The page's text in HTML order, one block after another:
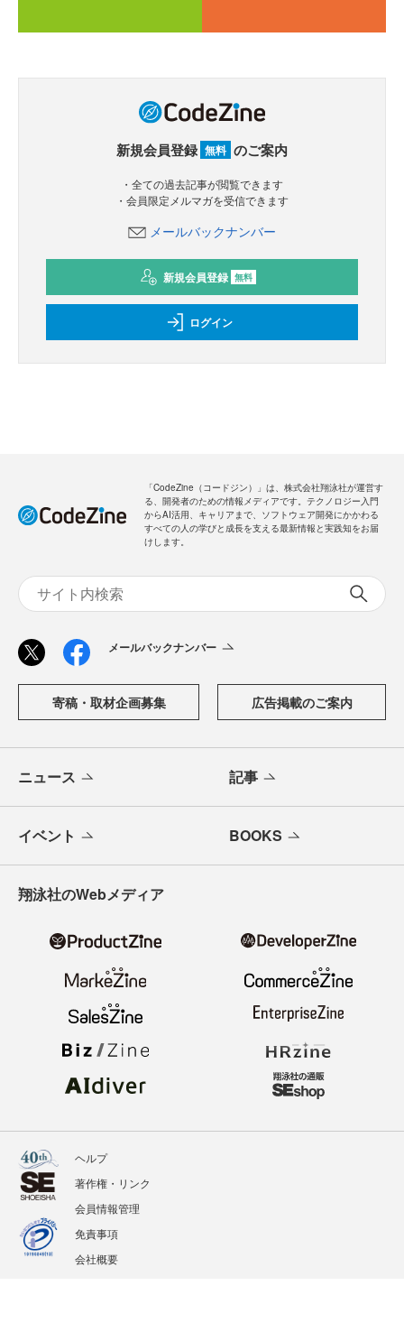
新規会員登録 無料 のご案内
・全ての過去記事が閲覧できます
・会員限定メルマガを受信できます
メールバックナンバー
新規会員登録 無料
ログイン
「CodeZine（コードジン）」は、株式会社翔泳社が運営す
る、開発者のための情報メディアです。テクノロジー入門
からAI活用、キャリアまで、ソフトウェア開発にかかわる
すべての人の学びと成長を支える最新情報と実践知をお届
けします。
メールバックナンバー
寄稿・取材企画募集 広告掲載のご案内
ニュース 記事
イベント BOOKS
翔泳社のWebメディア
ヘルプ
著作権・リンク
会員情報管理
免責事項
会社概要